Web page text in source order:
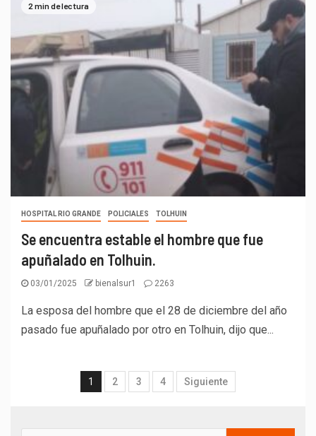
2 min de lectura
HOSPITAL RIO GRANDE POLICIALES TOLHUIN
Se encuentra estable el hombre que fue
apuñalado en Tolhuin.
03/01/2025 bienalsur1 2263
La esposa del hombre que el 28 de diciembre del año
pasado fue apuñalado por otro en Tolhuin, dijo que...
1 2 3 4 Siguiente